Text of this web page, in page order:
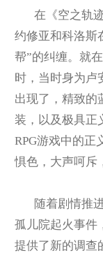
在《空之轨
约修亚和科洛斯
帮”的纠缠。就
时，当时身为卢
出现了，精致的
装，以及极具正
RPG游戏中的正
惧色，大声呵斥
随着剧情推
孤儿院起火事件
提供了新的调